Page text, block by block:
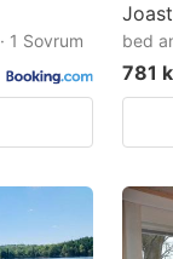
1 Sovrum bed
781